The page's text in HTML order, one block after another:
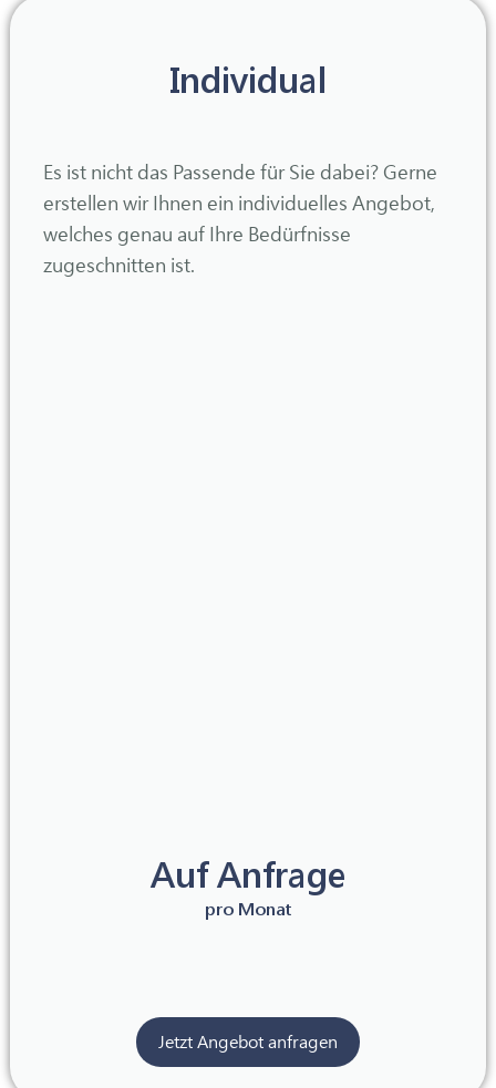
Individual
Es ist nicht das Passende für Sie dabei? Gerne
erstellen wir Ihnen ein individuelles Angebot,
welches genau auf Ihre Bedürfnisse
zugeschnitten ist.
Auf Anfrage
pro Monat
Jetzt Angebot anfragen